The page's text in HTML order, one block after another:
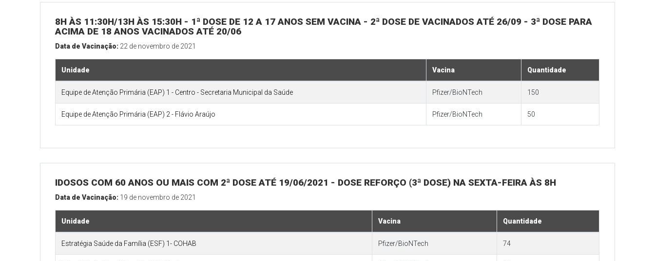
8H ÀS 11:30H/13H ÀS 15:30H - 1ª DOSE DE 12 A 17 ANOS SEM VACINA - 2ª DOSE DE VACINADOS ATÉ 26/09 - 3ª DOSE PARA
ACIMA DE 18 ANOS VACINADOS ATÉ 20/06
Data de Vacinação: 22 de novembro de 2021
Unidade Vacina Quantidade
Equipe de Atenção Primária (EAP) 1 - Centro - Secretaria Municipal da Saúde Pfizer/BioNTech 150
Equipe de Atenção Primária (EAP) 2 - Flávio Araújo Pfizer/BioNTech 50
IDOSOS COM 60 ANOS OU MAIS COM 2ª DOSE ATÉ 19/06/2021 - DOSE REFORÇO (3ª DOSE) NA SEXTA-FEIRA ÀS 8H
Data de Vacinação: 19 de novembro de 2021
Unidade Vacina Quantidade
Estratégia Saúde da Família (ESF) 1- COHAB Pfizer/BioNTech 74